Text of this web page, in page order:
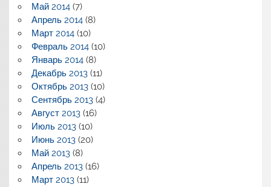
Май 2014(7)
Апрель 2014(8)
Март 2014(10)
Февраль 2014(10)
Январь 2014(8)
Декабрь 2013(11)
Октябрь 2013(10)
Сентябрь 2013(4)
Август 2013(16)
Июль 2013(10)
Июнь 2013(20)
Май 2013(8)
Апрель 2013(16)
Март 2013(11)